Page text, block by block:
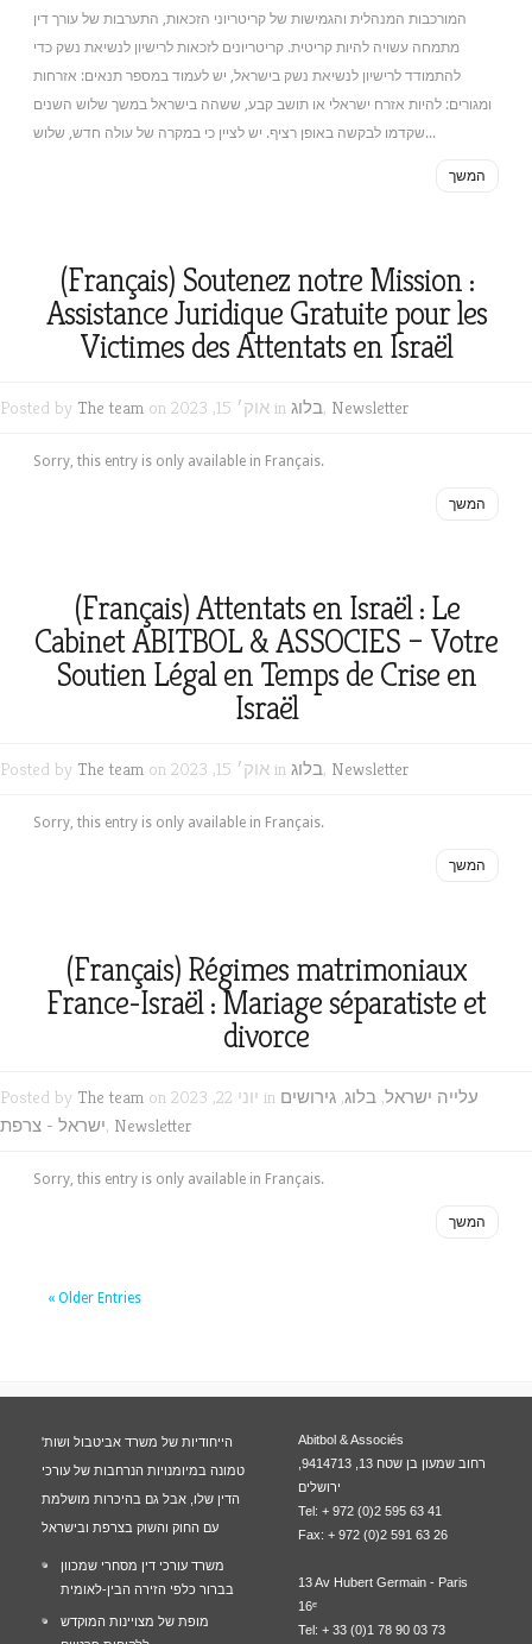
המורכבות המנהלית והגמישות של קריטריוני הזכאות, התערבות של עורך דין
מתמחה עשויה להיות קריטית. קריטריונים לזכאות לרישיון לנשיאת נשק כדי
להתמודד לרישיון לנשיאת נשק בישראל, יש לעמוד במספר תנאים: אזרחות
ומגורים: להיות אזרח ישראלי או תושב קבע, ששהה בישראל במשך שלוש השנים
שקדמו לבקשה באופן רציף. יש לציין כי במקרה של עולה חדש, שלוש...
המשך
(Français) Soutenez notre Mission :
Assistance Juridique Gratuite pour les
Victimes des Attentats en Israël
Posted by The team on אוק׳ 15, 2023 in בלוג, Newsletter
Sorry, this entry is only available in Français.
המשך
(Français) Attentats en Israël : Le
Cabinet ABITBOL & ASSOCIES – Votre
Soutien Légal en Temps de Crise en
Israël
Posted by The team on אוק׳ 15, 2023 in בלוג, Newsletter
Sorry, this entry is only available in Français.
המשך
(Français) Régimes matrimoniaux
France-Israël : Mariage séparatiste et
divorce
Posted by The team on יוני 22, 2023 in עלייה ישראל, בלוג, גירושים
ישראל - צרפת, Newsletter
Sorry, this entry is only available in Français.
המשך
« Older Entries
הייחודיות של משרד אביטבול ושות'
טמונה במיומנויות הנרחבות של עורכי
הדין שלו, אבל גם בהיכרות מושלמת
עם החוק והשוק בצרפת ובישראל
משרד עורכי דין מסחרי שמכוון
בברור כלפי הזירה הבין-לאומית
מופת של מצויינות המוקדש
Abitbol & Associés
ירושלים
Tel: + 972 (0)2 595 63 41
Fax: + 972 (0)2 591 63 26
13 Av Hubert Germain - Paris
16ᵉ
Tel: + 33 (0)1 78 90 03 73